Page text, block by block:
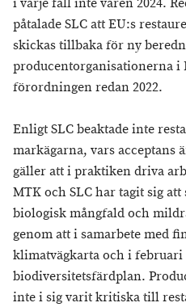
i varje fall inte våren 2024.
påtalade SLC att EU:s
skickas tillbaka för ny
producentorganisationerna
förordningen redan 2022.
Enligt SLC beaktade inte
markägarna, vars acceptans
gäller att i praktiken driva
MTK och SLC har tagit sig
biologisk mångfald och
genom att i samarbete med
klimatvägkarta och i februari
biodiversitetsfärdplan.
inte i sig varit kritiska till